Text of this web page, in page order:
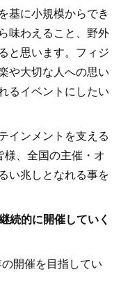
基に小規模からでき
味わえること、野外
と思います。フィジ
や大切な人への思い
るイベントにしたい
インメントを支える
、全国の主催・オ
い兆しとなれる事を
続的に開催していく
開催を目指してい